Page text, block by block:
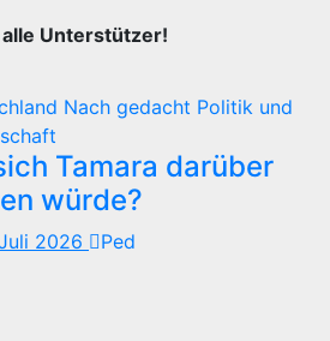
Unterstützer!
Nach gedacht Politik und
Tamara darüber
würde?
2026 Ped